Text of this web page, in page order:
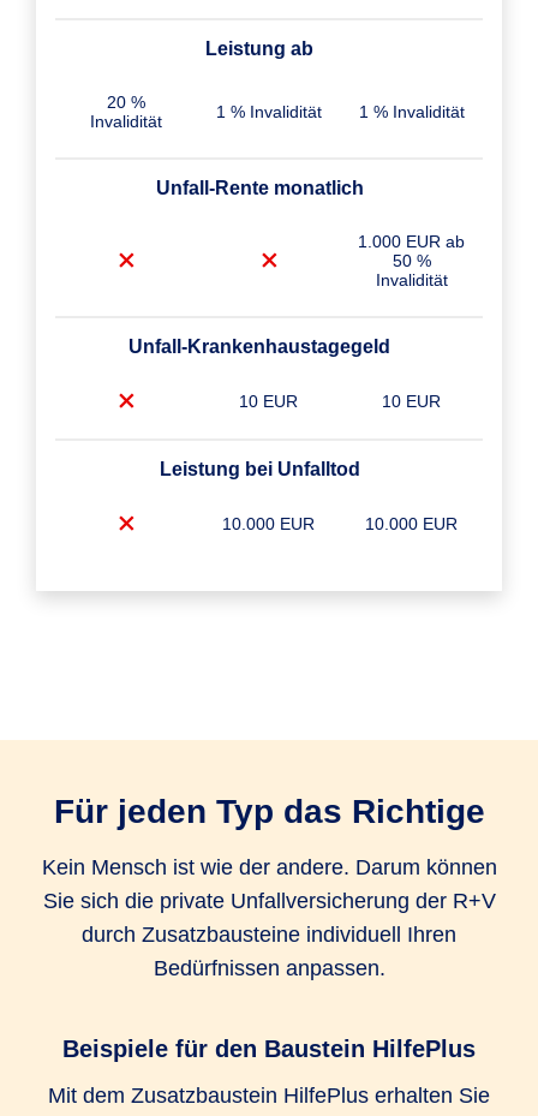
Leistung ab
20 %
Invalidität
1 % Invalidität 1 % Invalidität
Unfall-Rente monatlich
1.000 EUR ab
50 %
Invalidität
Unfall-Krankenhaustagegeld
10 EUR 10 EUR
Leistung bei Unfalltod
10.000 EUR 10.000 EUR
Unfall-Service (Bergungskosten und
Serviceleistungen)
Kosten für kosmetische Operationen
Für jeden Typ das Richtige
Kein Mensch ist wie der andere. Darum können
Sie sich die private Unfallversicherung der R+V
durch Zusatzbausteine individuell Ihren
Bedürfnissen anpassen.
Beispiele für den Baustein HilfePlus
Mit dem Zusatzbaustein HilfePlus erhalten Sie